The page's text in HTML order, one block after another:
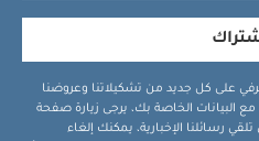
على كل جديد من تشكيلاتنا وعروضنا
مع البيانات الخاصة بك، يرجى زيارة صفحة
رسائلنا الإخبارية، يمكنك إلغاء